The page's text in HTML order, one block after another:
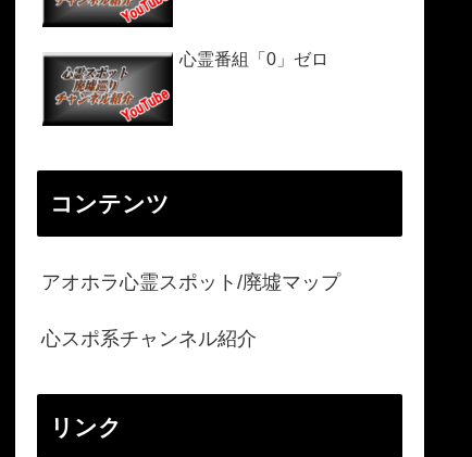
心霊番組「0」ゼロ
コンテンツ
アオホラ心霊スポット/廃墟マップ
心スポ系チャンネル紹介
リンク